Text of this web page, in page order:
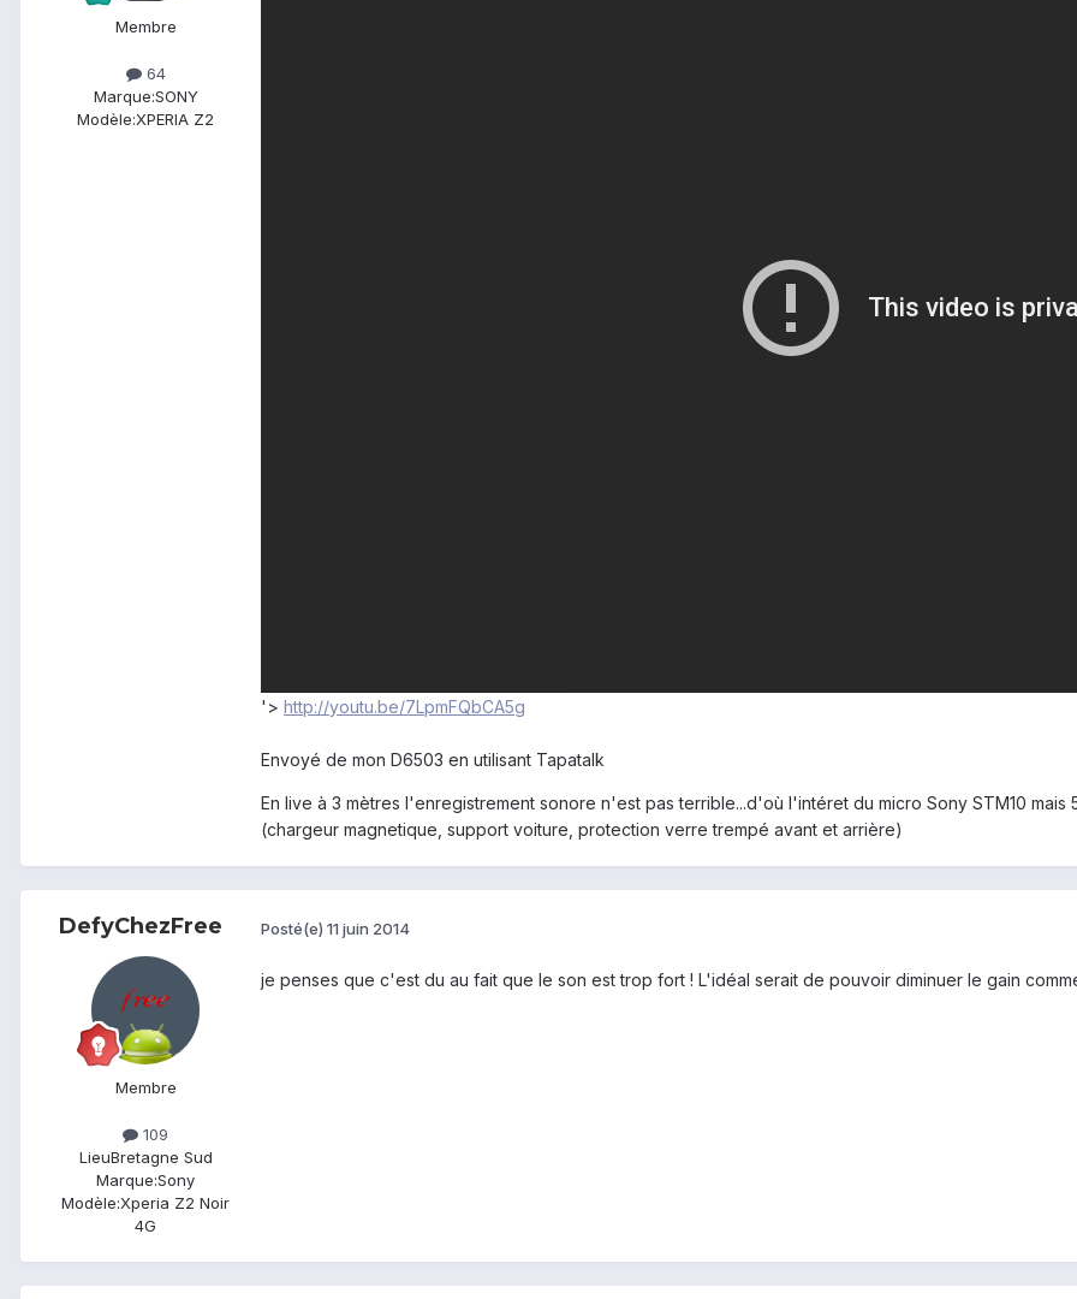
Membre
64
Marque:SONY
Modèle:XPERIA Z2
'> http://youtu.be/7LpmFQbCA5g
Envoyé de mon D6503 en utilisant Tapatalk
En live à 3 mètres l'enregistrement sonore n'est pas terrible...d'où l'intéret du micro Sony STM10
(chargeur magnetique, support voiture, protection verre trempé avant et arrière)
DefyChezFree
Membre
109
LieuBretagne Sud
Marque:Sony
Modèle:Xperia Z2 Noir
4G
Posté(e) 11 juin 2014
je penses que c'est du au fait que le son est trop fort ! L'idéal serait de pouvoir diminuer le gain